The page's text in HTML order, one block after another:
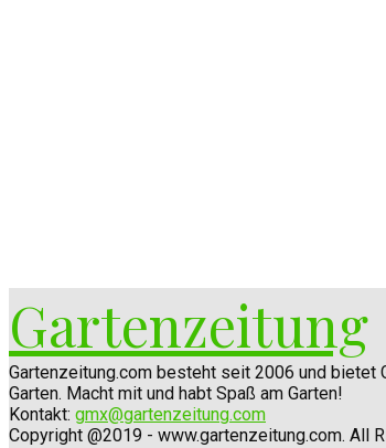
Gartenzeitung
Gartenzeitung.com besteht seit 2006 und bietet
Garten. Macht mit und habt Spaß am Garten!
Kontakt: gmx@gartenzeitung.com
Copyright @2019 - www.gartenzeitung.com. All